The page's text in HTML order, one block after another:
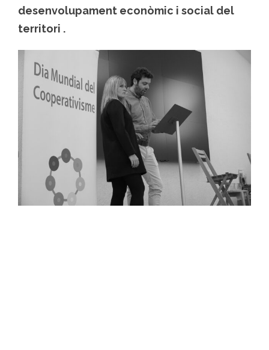
desenvolupament econòmic i social del
territori .